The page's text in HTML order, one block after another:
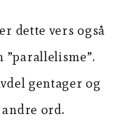
dette vers også
”parallelisme”.
gentager og
ord.